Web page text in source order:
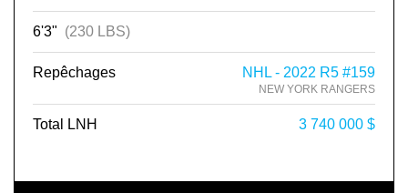
6'3" (230 LBS)
Repêchages NHL - 2022 R5 #159
NEW YORK RANGERS
Total LNH 3 740 000 $